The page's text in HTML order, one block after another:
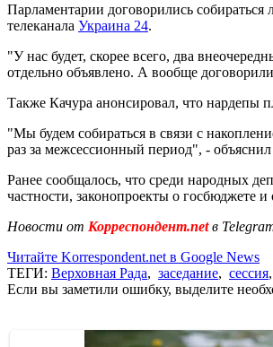
Парламентарии договорились
телеканала Украина 24.
"У нас будет, скорее всего, два
отдельно объявлено. А вообще
Также Качура анонсировал, что нардепы
"Мы будем собираться в связи с
раз за межсессионный период", -
Ранее сообщалось, что среди народных
частности, законопроекты о госбюджете
Новости от Корреспондент.netв
Читайте Korrespondent.net в Google News
ТЕГИ: Верховная Рада, заседание, сессия,
Если вы заметили ошибку, выделите